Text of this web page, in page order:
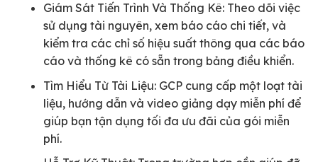
Giám Sát Tiến Trình Và Thống Kê: Theo dõi việc
sử dụng tài nguyên, xem báo cáo chi tiết, và
kiểm tra các chỉ số hiệu suất thông qua các báo
cáo và thống kê có sẵn trong bảng điều khiển.
Tìm Hiểu Từ Tài Liệu: GCP cung cấp một loạt tài
liệu, hướng dẫn và video giảng dạy miễn phí để
giúp bạn tận dụng tối đa ưu đãi của gói miễn
phí.